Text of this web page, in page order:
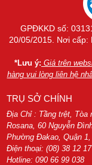
GPĐKKD số:
20/05/2015. Nơi cấp:
*Lưu ý: Giá trên
hàng vui lòng liên hệ
TRỤ SỞ CHÍNH
Địa Chỉ : Tầng trệt, Tòa
Rosana, 60 Nguyễn
Phường Đakao, Quận
Điện thoại: (08) 38 12
Hotline: 090 66 99 038